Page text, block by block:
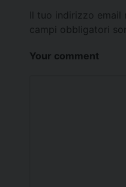
Il tuo indirizzo
campi obbligatori
Your comment